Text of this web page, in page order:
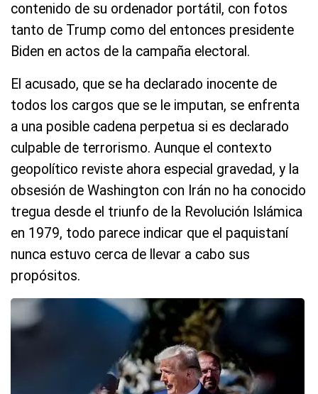
contenido de su ordenador portátil, con fotos
tanto de Trump como del entonces presidente
Biden en actos de la campaña electoral.
El acusado, que se ha declarado inocente de
todos los cargos que se le imputan, se enfrenta
a una posible cadena perpetua si es declarado
culpable de terrorismo. Aunque el contexto
geopolítico reviste ahora especial gravedad, y la
obsesión de Washington con Irán no ha conocido
tregua desde el triunfo de la Revolución Islámica
en 1979, todo parece indicar que el paquistaní
nunca estuvo cerca de llevar a cabo sus
propósitos.